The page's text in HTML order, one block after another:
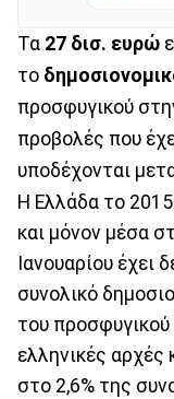
Τα 27 δισ. ευρώ
το
προσφυγικού
προβολές που
υποδέχονται
Η Ελλάδα το
και μόνον μέσα
Ιανουαρίου έχει
συνολικό
του προσφυγικού
ελληνικές αρχές
στο 2,6% της